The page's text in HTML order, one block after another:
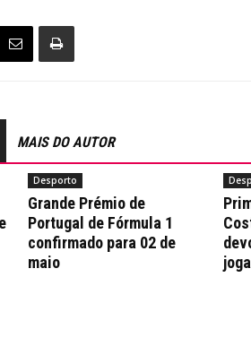
MAIS DO AUTOR
Desporto
Grande Prémio de
Portugal de Fórmula 1
confirmado para 02 de
maio